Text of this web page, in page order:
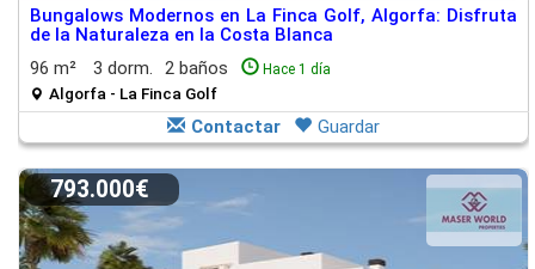
Bungalows Modernos en La Finca Golf, Algorfa: Disfruta
de la Naturaleza en la Costa Blanca
96 m²
3 dorm. 2 baños Hace 1 día
Algorfa - La Finca Golf
Contactar Guardar
793.000€